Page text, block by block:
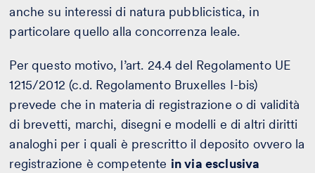
anche su interessi di natura pubblicistica, in
particolare quello alla concorrenza leale.
Per questo motivo, l’art. 24.4 del Regolamento UE
1215/2012 (c.d. Regolamento Bruxelles I-bis)
prevede che in materia di registrazione o di validità
di brevetti, marchi, disegni e modelli e di altri diritti
analoghi per i quali è prescritto il deposito ovvero la
registrazione è competente in via esclusiva